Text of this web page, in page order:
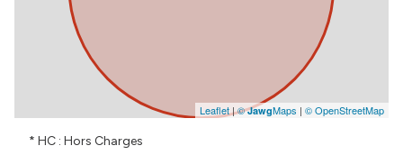
Leaflet|©JawgMaps | © OpenStreetMap
* HC : Hors Charges